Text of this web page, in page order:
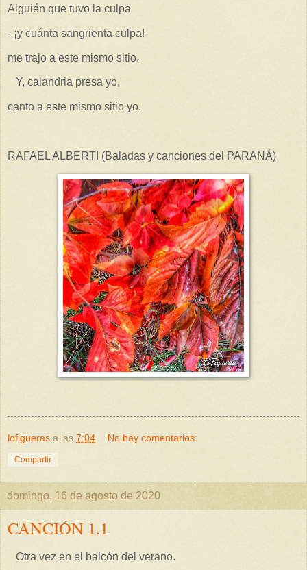
Alguién que tuvo la culpa
- ¡y cuánta sangrienta culpa!-
me trajo a este mismo sitio.
Y, calandria presa yo,
canto a este mismo sitio yo.
RAFAEL ALBERTI (Baladas y canciones del PARANÁ)
lofigueras a las 7:04 No hay comentarios:
Compartir
domingo, 16 de agosto de 2020
CANCIÓN 1.1
Otra vez en el balcón del verano.